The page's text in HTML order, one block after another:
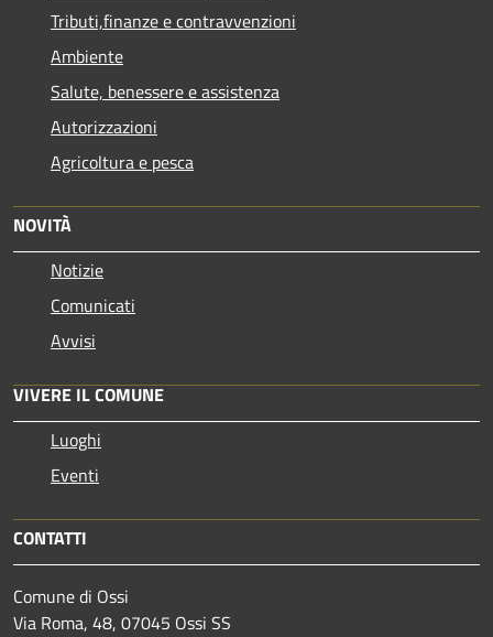
Tributi,finanze e contravvenzioni
Ambiente
Salute, benessere e assistenza
Autorizzazioni
Agricoltura e pesca
NOVITÀ
Notizie
Comunicati
Avvisi
VIVERE IL COMUNE
Luoghi
Eventi
CONTATTI
Comune di Ossi
Via Roma, 48, 07045 Ossi SS